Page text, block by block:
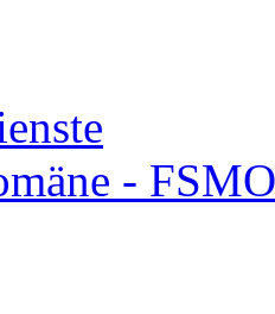
- FSMO